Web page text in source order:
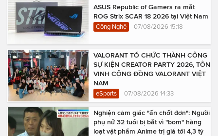
ASUS Republic of Gamers ra mắt
ROG Strix SCAR 18 2026 tại Việt Nam
Công Nghệ 07/08/2026 15:18
VALORANT TỔ CHỨC THÀNH CÔNG
SỰ KIỆN CREATOR PARTY 2026, TÔN
VINH CỘNG ĐỒNG VALORANT VIỆT
NAM
eSports 07/08/2026 14:33
Nghiện cảm giác "ấn chốt đơn": Người
phụ nữ 32 tuổi bị bắt vì "bom" hàng
loạt vật phẩm Anime trị giá tới 4,3 tỷ